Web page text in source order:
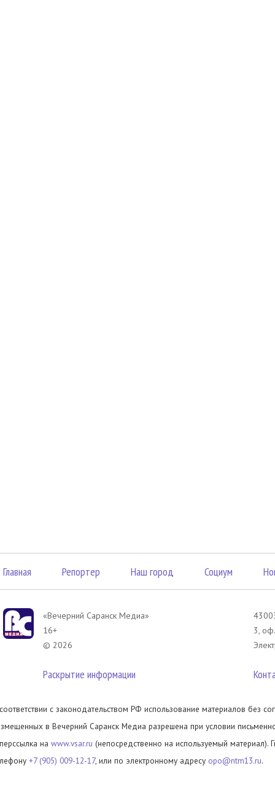
Главная Репортер Наш город Социум
«Вечерний Саранск Mедиа»
16+
© 2026
Раскрытие информации
3,
с законодательством РФ использование материалов без
в Вечерний Саранск Медиа разрешена при условии
на www.vsar.ru (непосредственно на используемый материал).
+7 (905) 009-12-17, или по электронному адресу opo@ntm13.ru.